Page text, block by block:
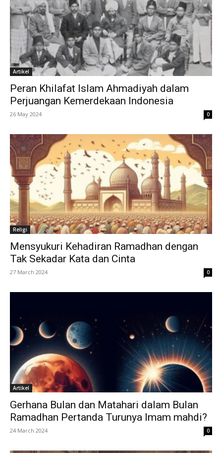
Artikel
Peran Khilafat Islam Ahmadiyah dalam
Perjuangan Kemerdekaan Indonesia
26 May 2024 0
Religi
Mensyukuri Kehadiran Ramadhan dengan
Tak Sekadar Kata dan Cinta
27 March 2024 0
Artikel
Gerhana Bulan dan Matahari dalam Bulan
Ramadhan Pertanda Turunya Imam mahdi?
24 March 2024 0